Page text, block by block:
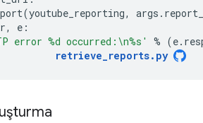
(youtube_reporting, args .
, e :
error %d occurred: \n%s ' % (e.
retrieve_reports. py